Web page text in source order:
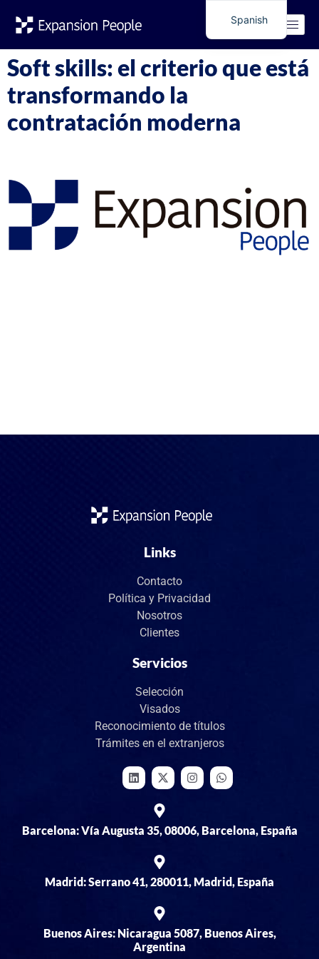
Etiqueta:Soft skills
Soft skills: el criterio que está
transformando la
contratación moderna
Links
Contacto
Política y Privacidad
Nosotros
Clientes
Servicios
Selección
Visados
Reconocimiento de títulos
Trámites en el extranjeros
Barcelona: Vía Augusta 35, 08006, Barcelona, España
Madrid: Serrano 41, 280011, Madrid, España
Buenos Aires: Nicaragua 5087, Buenos Aires,
Argentina
Spanish
English